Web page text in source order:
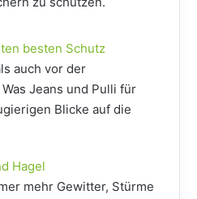
besten Schutz
auch vor der
Jeans und Pulli für
Blicke auf die
Hagel
mehr Gewitter, Stürme